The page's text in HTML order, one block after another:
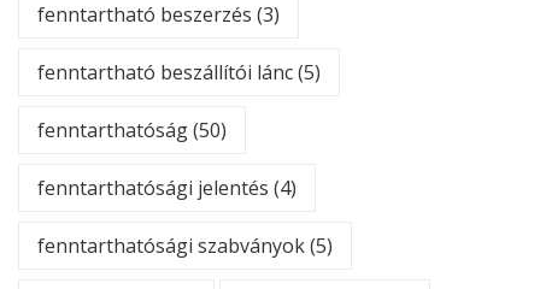
fenntartható beszerzés (3)
fenntartható beszállítói lánc(5)
fenntarthatóság(50)
fenntarthatósági jelentés (4)
fenntarthatósági szabványok(5)